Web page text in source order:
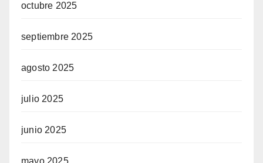
octubre 2025
septiembre 2025
agosto 2025
julio 2025
junio 2025